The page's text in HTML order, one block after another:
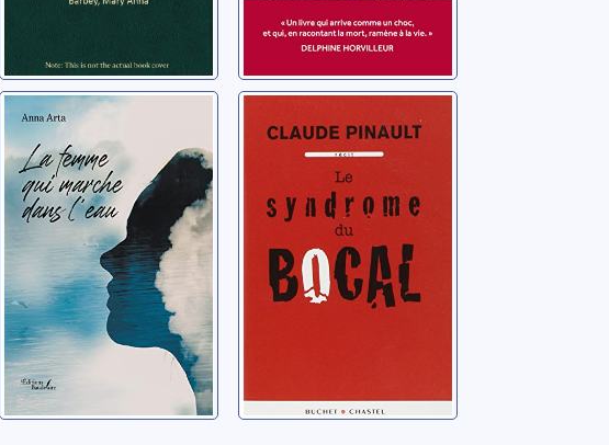
La femme qui
marche dans
l'eau
Arta, Anna
Le syndrome du
bocal
Pinault, Claude